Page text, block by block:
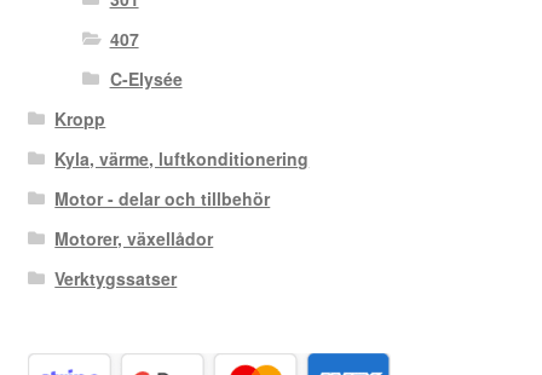
407
C-Elysée
Kropp
Kyla, värme, luftkonditionering
Motor - delar och tillbehör
Motorer, växellådor
Verktygssatser